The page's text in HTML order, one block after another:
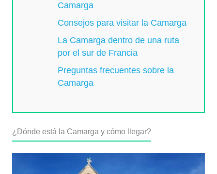
Camarga
Consejos para visitar la Camarga
La Camarga dentro de una ruta
por el sur de Francia
Preguntas frecuentes sobre la
Camarga
¿Dónde está la Camarga y cómo llegar?